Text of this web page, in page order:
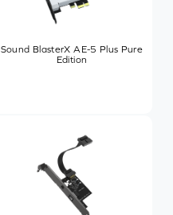
Sound BlasterX AE-5 Plus Pure
Edition